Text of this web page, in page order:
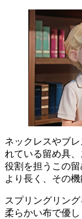
ネックレスやブ
れている留め具
役割を担うこの留
より長く、その
スプリングリン
柔らかい布で優